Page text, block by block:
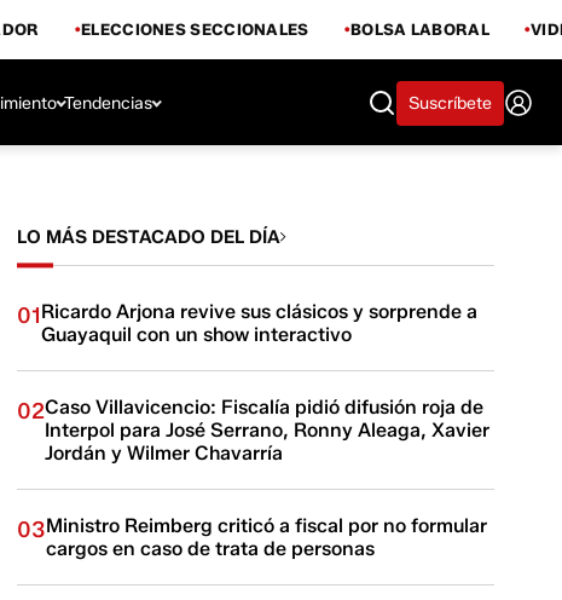
ELECCIONES SECCIONALES BOLSA LABORAL
Tendencias Suscríbete
LO MÁS DESTACADO DEL DÍA
01Ricardo Arjona revive sus clásicos y sorprende a
Guayaquil con un show interactivo
02Caso Villavicencio: Fiscalía pidió difusión roja de
Interpol para José Serrano, Ronny Aleaga, Xavier
Jordán y Wilmer Chavarría
03Ministro Reimberg criticó a fiscal por no formular
cargos en caso de trata de personas